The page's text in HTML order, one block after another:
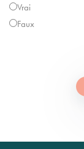
Vrai
Faux